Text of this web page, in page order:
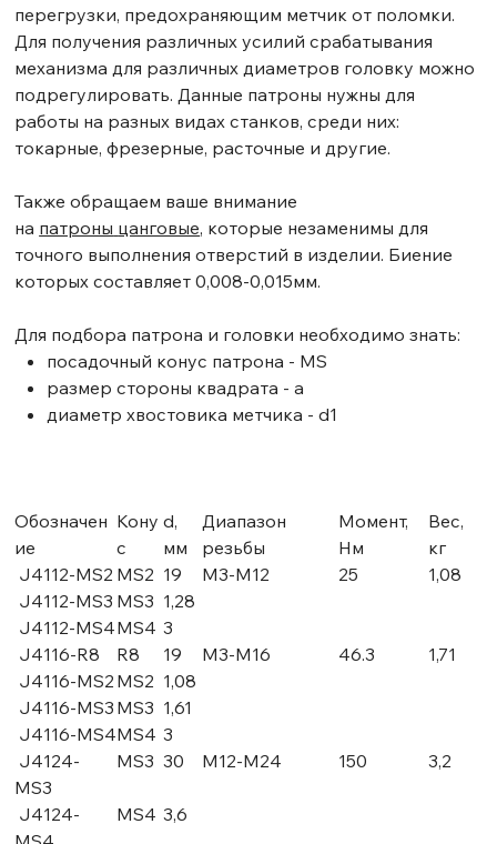
перегрузки, предохраняющим метчик от поломки.
Для получения различных усилий срабатывания
механизма для различных диаметров головку можно
подрегулировать. Данные патроны нужны для
работы на разных видах станков, среди них:
токарные, фрезерные, расточные и другие.
Также обращаем ваше внимание
на патроны цанговые, которые незаменимы для
точного выполнения отверстий в изделии. Биение
которых составляет 0,008-0,015мм.
Для подбора патрона и головки необходимо знать:
посадочный конус патрона - MS
размер стороны квадрата - a
диаметр хвостовика метчика - d1
Обозначен
ие
Кону
с
d,
мм
Диапазон
резьбы
Момент,
Нм
Вес,
кг
J4112-MS2 MS2 19 M3-M12 25
1,08
J4112-MS3 MS3 1,28
J4112-MS4MS4 3
J4116-R8
R8 19 M3-M16 46.3
1,71
J4116-MS2 MS2 1,08
J4116-MS3 MS3 1,61
J4116-MS4MS4 3
J4124-
MS3
MS3 30 M12-M24 150 3,2
J4124-
MS4 3,6